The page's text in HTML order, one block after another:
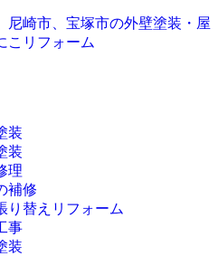
装
装
理
補修
り替えリフォーム
事
装